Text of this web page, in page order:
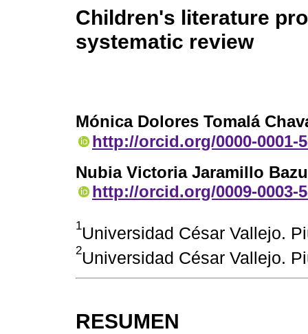
Children's literature
systematic review
Mónica Dolores Tomalá
http://orcid.org/0000-0001-
Nubia Victoria Jaramillo
http://orcid.org/0009-0003-
1Universidad César Vallejo.
2Universidad César Vallejo.
RESUMEN